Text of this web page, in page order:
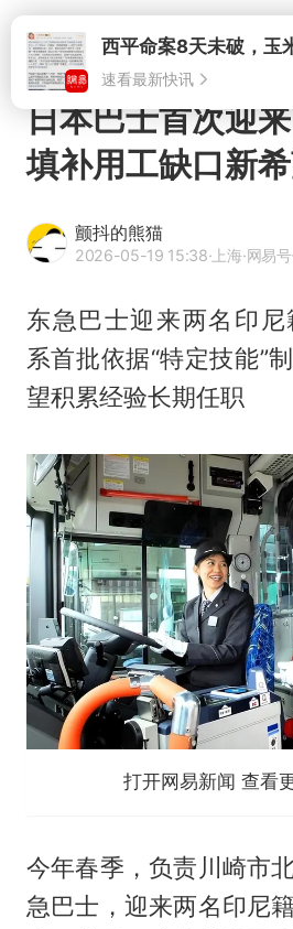
日本巴士首次迎
填补用工缺口新
颤抖的熊猫
2026-05-19 15:38·上海·网易号
东急巴士迎来两名印
系首批依据“特定技能”
望积累经验长期任职
打开网易新闻 查看
今年春季，负责川崎市
急巴士，迎来两名印尼